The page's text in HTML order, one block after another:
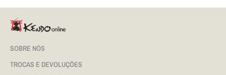
SOBRE NÓS
TROCAS E DEVOLUÇÕES